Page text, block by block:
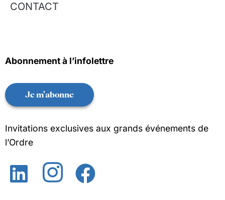
CONTACT
Abonnement à l’infolettre
Je m'abonne
Invitations exclusives aux grands événements de
l’Ordre